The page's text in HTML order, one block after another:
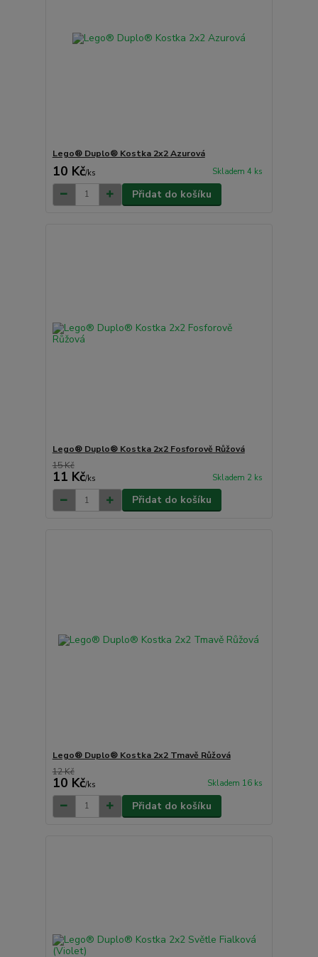
Lego® Duplo® Kostka 2x2 Azurová
10 Kč/ks Skladem 4 ks
Přidat do košíku
Lego® Duplo® Kostka 2x2 Fosforově Růžová
15 Kč
11 Kč/ks Skladem 2 ks
Přidat do košíku
Lego® Duplo® Kostka 2x2 Tmavě Růžová
12 Kč
10 Kč/ks Skladem 16 ks
Přidat do košíku